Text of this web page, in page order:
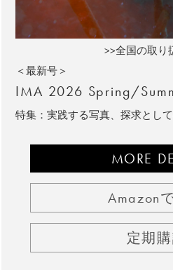
>>全国の取り
＜最新号＞
IMA 2026 Spring/
特集：実践する写真、探求とし
MORE
Amazon
定期